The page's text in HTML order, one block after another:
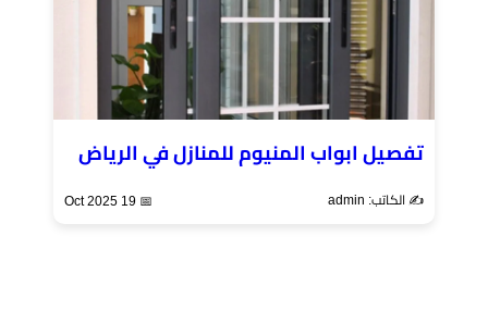
تفصيل ابواب المنيوم للمنازل في الرياض
✍️ الكاتب: admin 📅 19 Oct 2025